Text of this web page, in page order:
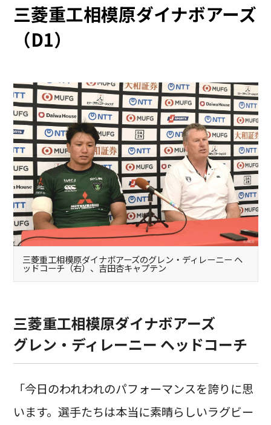
三菱重工相模原ダイナボアーズ
（D1）
三菱重工相模原ダイナボアーズのグレン・ディレーニー ヘ
ッドコーチ（右）、吉田杏キャプテン
三菱重工相模原ダイナボアーズ
グレン・ディレーニー ヘッドコーチ
「今日のわれわれのパフォーマンスを誇りに思
います。選手たちは本当に素晴らしいラグビー